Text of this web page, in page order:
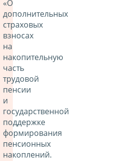
«О
дополнительных
страховых
взносах
на
накопительную
часть
трудовой
пенсии
и
государственной
поддержке
формирования
пенсионных
накоплений.